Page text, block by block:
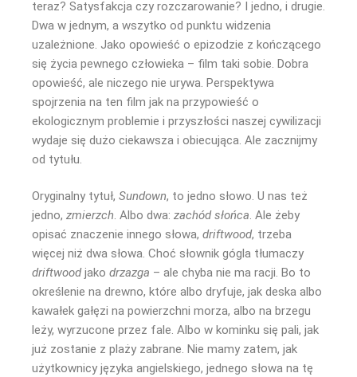
teraz? Satysfakcja czy rozczarowanie? I jedno, i drugie.
Dwa w jednym, a wszytko od punktu widzenia
uzależnione. Jako opowieść o epizodzie z kończącego
się życia pewnego człowieka – film taki sobie. Dobra
opowieść, ale niczego nie urywa. Perspektywa
spojrzenia na ten film jak na przypowieść o
ekologicznym problemie i przyszłości naszej cywilizacji
wydaje się dużo ciekawsza i obiecująca. Ale zacznijmy
od tytułu.
Oryginalny tytuł, Sundown, to jedno słowo. U nas też
jedno, zmierzch. Albo dwa: zachód słońca. Ale żeby
opisać znaczenie innego słowa, driftwood, trzeba
więcej niż dwa słowa. Choć słownik gógla tłumaczy
driftwoodjako drzazga – ale chyba nie ma racji. Bo to
określenie na drewno, które albo dryfuje, jak deska albo
kawałek gałęzi na powierzchni morza, albo na brzegu
leży, wyrzucone przez fale. Albo w kominku się pali, jak
już zostanie z plaży zabrane. Nie mamy zatem, jak
użytkownicy języka angielskiego, jednego słowa na tę